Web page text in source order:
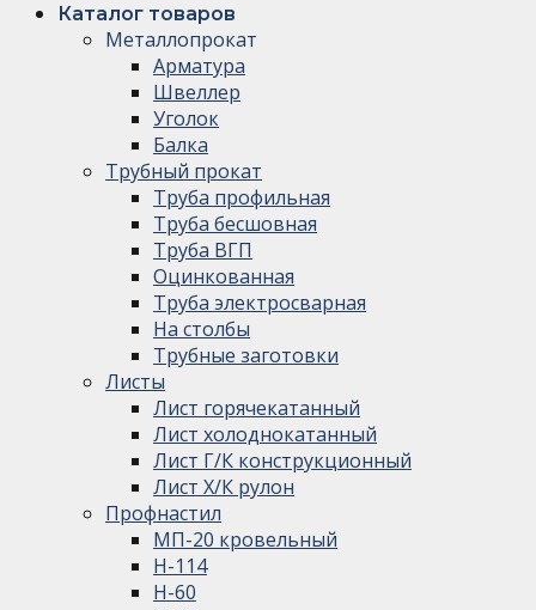
Каталог товаров
Металлопрокат
Арматура
Швеллер
Уголок
Балка
Трубный прокат
Труба профильная
Труба бесшовная
Труба ВГП
Оцинкованная
Труба электросварная
На столбы
Трубные заготовки
Листы
Лист горячекатанный
Лист холоднокатанный
Лист Г/К конструкционный
Лист Х/К рулон
Профнастил
МП-20 кровельный
Н-114
Н-60